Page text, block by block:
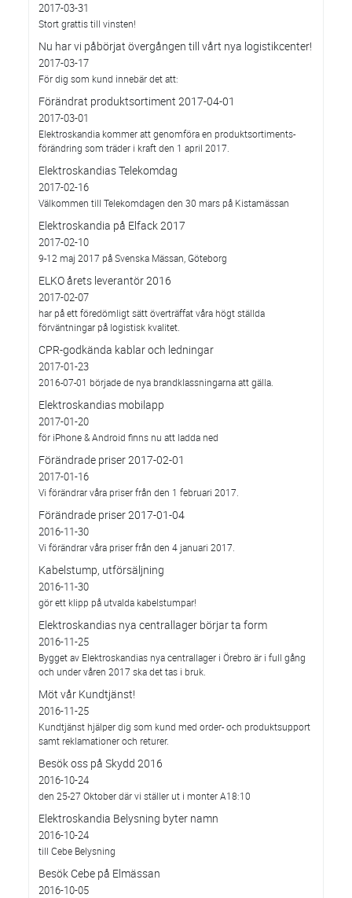
2017-03-31
Stort grattis till vinsten!
Nu har vi påbörjat övergången till vårt nya logistikcenter!
2017-03-17
För dig som kund innebär det att:
Förändrat produktsortiment 2017-04-01
2017-03-01
Elektroskandia kommer att genomföra en produktsortiments-
förändring som träder i kraft den 1 april 2017.
Elektroskandias Telekomdag
2017-02-16
Välkommen till Telekomdagen den 30 mars på Kistamässan
Elektroskandia på Elfack 2017
2017-02-10
9-12 maj 2017 på Svenska Mässan, Göteborg
ELKO årets leverantör 2016
2017-02-07
har på ett föredömligt sätt överträffat våra högt ställda
förväntningar på logistisk kvalitet.
CPR-godkända kablar och ledningar
2017-01-23
2016-07-01 började de nya brandklassningarna att gälla.
Elektroskandias mobilapp
2017-01-20
för iPhone & Android finns nu att ladda ned
Förändrade priser 2017-02-01
2017-01-16
Vi förändrar våra priser från den 1 februari 2017.
Förändrade priser 2017-01-04
2016-11-30
Vi förändrar våra priser från den 4 januari 2017.
Kabelstump, utförsäljning
2016-11-30
gör ett klipp på utvalda kabelstumpar!
Elektroskandias nya centrallager börjar ta form
2016-11-25
Bygget av Elektroskandias nya centrallager i Örebro är i full gång
och under våren 2017 ska det tas i bruk.
Möt vår Kundtjänst!
2016-11-25
Kundtjänst hjälper dig som kund med order- och produktsupport
samt reklamationer och returer.
Besök oss på Skydd 2016
2016-10-24
den 25-27 Oktober där vi ställer ut i monter A18:10
Elektroskandia Belysning byter namn
2016-10-24
till Cebe Belysning
Besök Cebe på Elmässan
2016-10-05